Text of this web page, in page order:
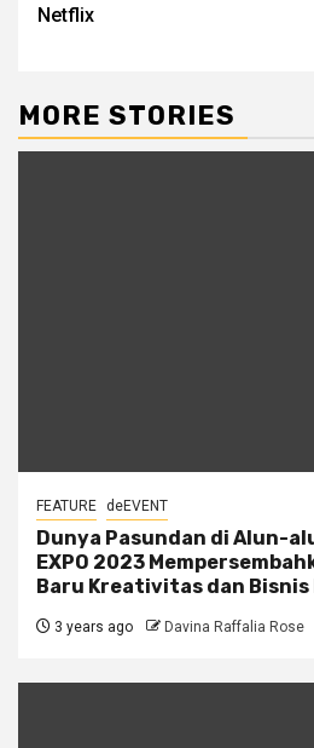
Netflix
MORE STORIES
FEATURE deEVENT
Dunya Pasundan di Alun-
EXPO 2023
Baru Kreativitas dan Bisnis
3 years ago Davina Raffalia Rose